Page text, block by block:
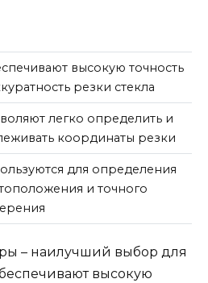
высокую точность
резки стекла
легко определить и
координаты резки
для определения
и точного
– наилучший выбор для
высокую